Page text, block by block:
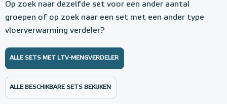
Op zoek naar dezelfde set voor een ander aantal
groepen of op zoek naar een set met een ander type
vloerverwarming verdeler?
ALLE SETS MET LTV-MENGVERDELER
ALLE BESCHIKBARE SETS BEKIJKEN